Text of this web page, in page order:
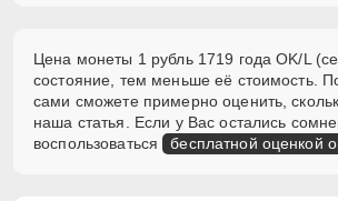
Цена монеты 1 рубль 1719 года OK/L
состояние, тем меньше её стоимость.
сами сможете примерно оценить,
наша статья. Если у Вас остались
воспользоваться бесплатной оценкой